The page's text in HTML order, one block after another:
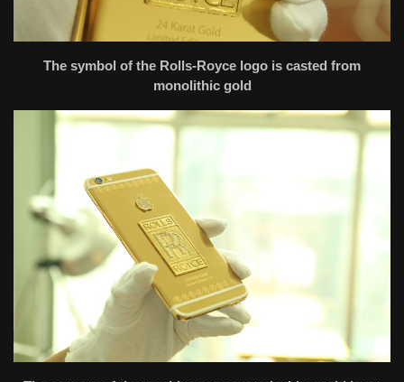
The symbol of the Rolls-Royce logo is casted from
monolithic gold